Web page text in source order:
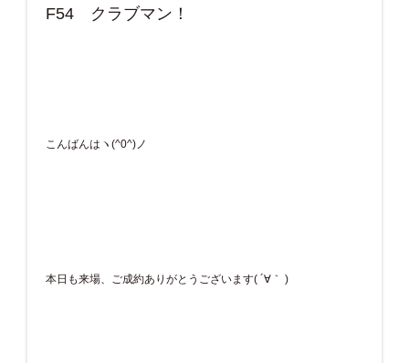
F54 クラブマン！
こんばんはヽ(^0^)ノ
本日も来場、ご成約ありがとうございます( ´∀｀ )